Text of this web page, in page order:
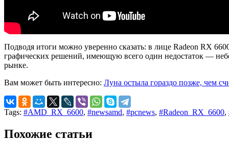
Подводя итоги можно уверенно сказать: в лице Radeon RX
графических решений, имеющую всего один недостаток —
рынке.
Вам может быть интересно: Луна остыла гораздо позже, чем
Tags: #AMD_RX_6600, #newsamd, #pcnews, #Radeon_RX_6600,
Похожие статьи